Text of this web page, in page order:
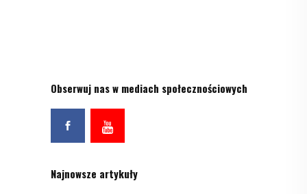
Obserwuj nas w mediach społecznościowych
Najnowsze artykuły